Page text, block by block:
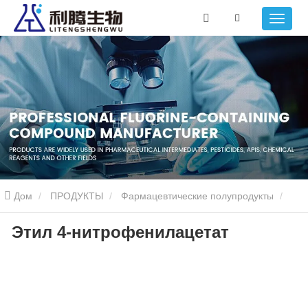
Дом ПРОДУКТЫ Фармацевтические полупродукты
Этил 4-нитрофенилацетат
Этил 4-нитрофенилацетат